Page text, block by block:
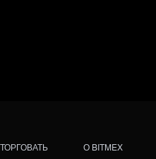
ТОРГОВАТЬ О BITMEX